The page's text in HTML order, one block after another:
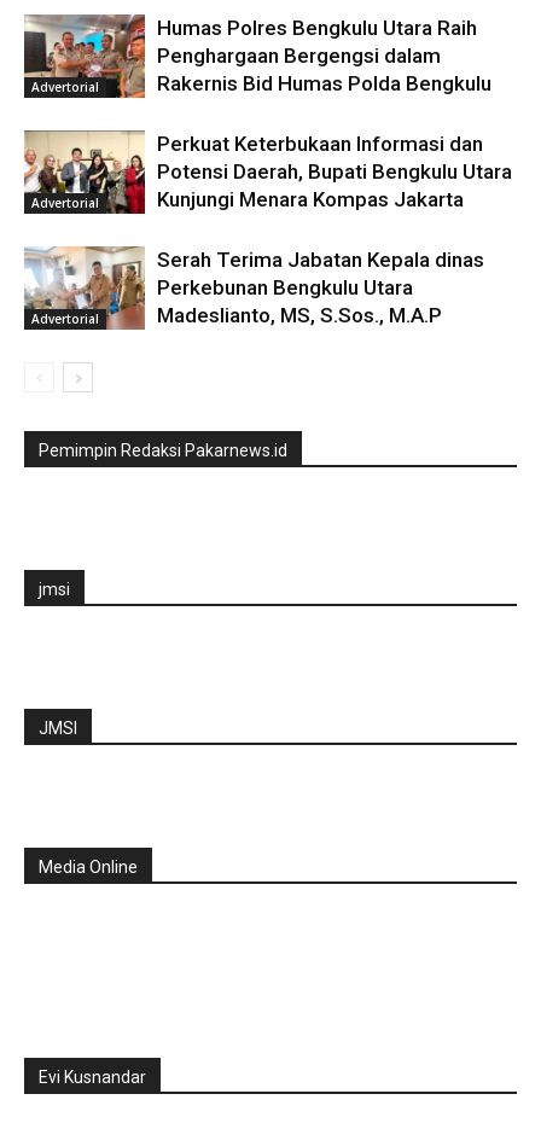
Advertorial
Humas Polres Bengkulu Utara Raih
Penghargaan Bergengsi dalam
Rakernis Bid Humas Polda Bengkulu
Advertorial
Perkuat Keterbukaan Informasi dan
Potensi Daerah, Bupati Bengkulu Utara
Kunjungi Menara Kompas Jakarta
Advertorial
Serah Terima Jabatan Kepala dinas
Perkebunan Bengkulu Utara
Madeslianto, MS, S.Sos., M.A.P
Pemimpin Redaksi Pakarnews.id
jmsi
JMSI
Media Online
Evi Kusnandar